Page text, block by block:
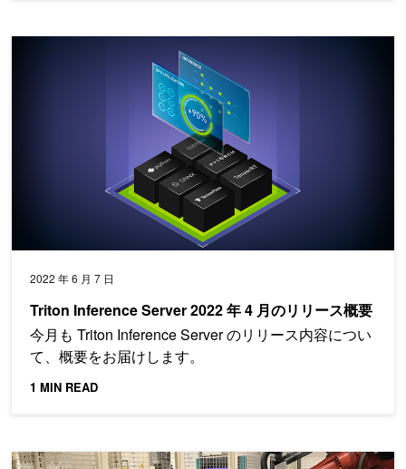
2022 年 6 月 7 日
Triton Inference Server 2022 年 4 月のリリース概要
今月も Triton Inference Server のリリース内容につい
て、概要をお届けします。
1 MIN READ
Triton Inference Server 2022 年 4 月のリリース概要
スマート マニュファクチャリングのための産業用推論パイプラ